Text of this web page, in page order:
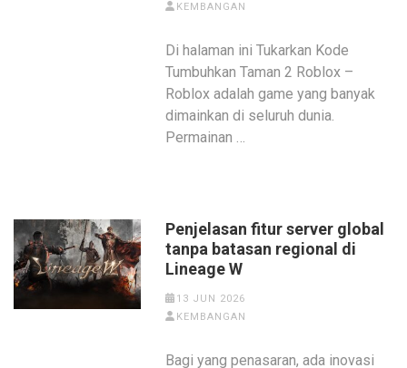
KEMBANGAN
Di halaman ini Tukarkan Kode
Tumbuhkan Taman 2 Roblox –
Roblox adalah game yang banyak
dimainkan di seluruh dunia.
Permainan …
Penjelasan fitur server global
tanpa batasan regional di
Lineage W
13 JUN 2026
KEMBANGAN
Bagi yang penasaran, ada inovasi